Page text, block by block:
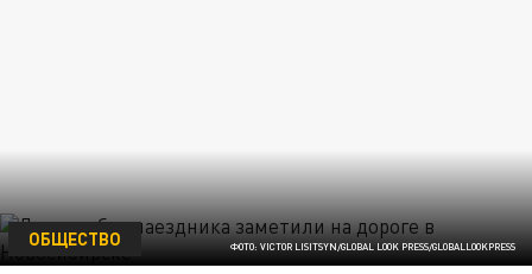
ФОТО: VICTOR LISITSYN/GLOBAL LOOK PRESS/GLOBALLOOKPRESS
ОБЩЕСТВО